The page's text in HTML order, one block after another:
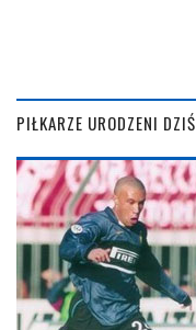
PIŁKARZE URODZENI DZIŚ